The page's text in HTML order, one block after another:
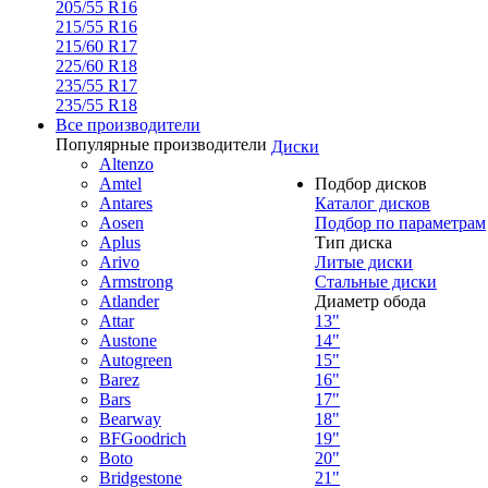
205/55 R16
215/55 R16
215/60 R17
225/60 R18
235/55 R17
235/55 R18
Все производители
Популярные производители
Altenzo
Amtel
Antares
Aosen
Aplus
Arivo
Armstrong
Atlander
Attar
Austone
Autogreen
Barez
Bars
Bearway
BFGoodrich
Boto
Bridgestone
Диски
Подбор дисков
Каталог дисков
Подбор по параметрам
Тип диска
Литые диски
Стальные диски
Диаметр обода
13"
14"
15"
16"
17"
18"
19"
20"
21"